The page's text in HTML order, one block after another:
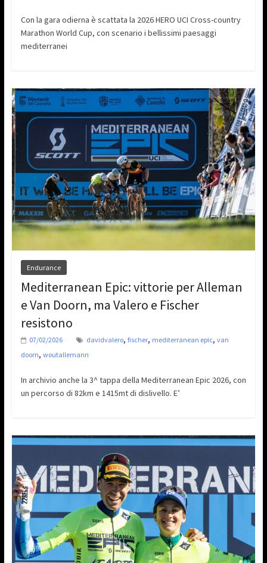
Con la gara odierna è scattata la 2026 HERO UCI Cross-country
Marathon World Cup, con scenario i bellissimi paesaggi
mediterranei
Endurance
Mediterranean Epic: vittorie per Alleman
e Van Doorn, ma Valero e Fischer
resistono
07/02/2026 davidvalero, fischer, mediterranean epic, van
doorn, woutallemann
In archivio anche la 3^ tappa della Mediterranean Epic 2026, con
un percorso di 82km e 1415mt di dislivello. E’